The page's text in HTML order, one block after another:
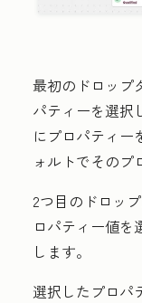
最初のドロップ
パティーを選択
にプロパティー
ォルトでそのプ
2つ目のドロッ
ロパティー値を
します。
選択したプロパ